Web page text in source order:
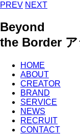
PREV NEXT
Beyond
the Border
HOME
ABOUT
CREATOR
BRAND
SERVICE
NEWS
RECRUIT
CONTACT